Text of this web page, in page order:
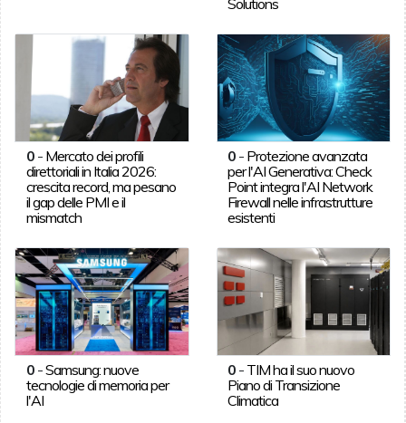
0- Mercato dei profili
direttoriali in Italia 2026:
crescita record, ma pesano
il gap delle PMI e il
mismatch
0 - Protezione avanzata
per l'AI Generativa: Check
Point integra l'AI Network
Firewall nelle infrastrutture
esistenti
0-Samsung: nuove
tecnologie di memoria per
l'AI
0 - TIM ha il suo nuovo
Piano di Transizione
Climatica